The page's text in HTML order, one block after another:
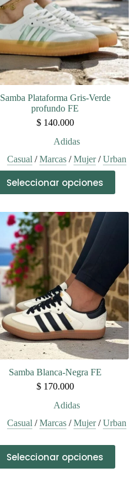
Samba Plataforma Gris-Verde
profundo FE
$140.000
Adidas
Casual /Marcas /Mujer/Urban
Seleccionar opciones
producto
tiene
variantes.
Las
opciones
se
pueden
elegir
en
la
página
de
producto
Samba Blanca-Negra FE
$170.000
Adidas
Casual /Marcas /Mujer/Urban
Seleccionar opciones
producto
tiene